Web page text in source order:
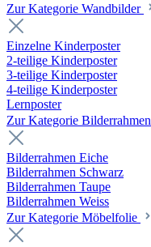
Zur Kategorie Wandbilder
Einzelne Kinderposter
2-teilige Kinderposter
3-teilige Kinderposter
4-teilige Kinderposter
Lernposter
Zur Kategorie Bilderrahmen
Bilderrahmen Eiche
Bilderrahmen Schwarz
Bilderrahmen Taupe
Bilderrahmen Weiss
Zur Kategorie Möbelfolie